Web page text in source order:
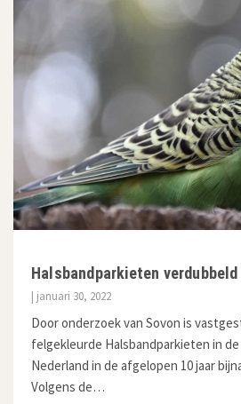
Halsbandparkieten verdubbeld
| januari 30, 2022
Door onderzoek van Sovon is
felgekleurde Halsbandparkieten in
Nederland in de afgelopen 10 jaar
Volgens de…